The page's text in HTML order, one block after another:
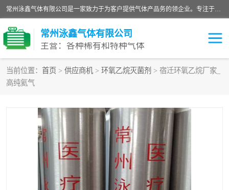
常州泳鑫气体有限公司是一家致力于为客户提供气体产品务的领企业。专注于环氧乙烷剂、环氧乙烷、高纯气体以及稀有和特种气体的研发、生产、销售和配送，产品广泛应用于医疗、电子、科研、化工、食品等多个领域。主要产品有：环氧乙烷灭菌剂，环氧乙烷，高纯氩，氮，氪，氙，氖，氘，笑，氦，氢，氧等各种稀有和特种气体。
常州泳鑫气体有限公司
主营：各种稀有和特种气体
当前位置： 首页 > 供应商机 > 环氧乙烷灭菌剂 > 宿迁环氧乙烷厂家_
高纯氦气
高纯氦气
环氧乙烷灭菌剂 高纯氩气
高纯氮气